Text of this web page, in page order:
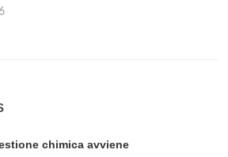
chimica avviene